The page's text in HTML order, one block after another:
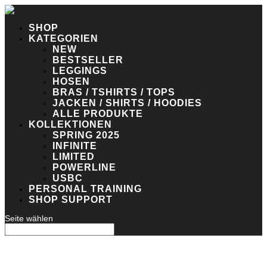
SHOP
KATEGORIEN
NEW
BESTSELLER
LEGGINGS
HOSEN
BRAS / TSHIRTS / TOPS
JACKEN / SHIRTS / HOODIES
ALLE PRODUKTE
KOLLEKTIONEN
SPRING 2025
INFINITE
LIMITED
POWERLINE
USBC
PERSONAL TRAINING
SHOP SUPPORT
Seite wählen